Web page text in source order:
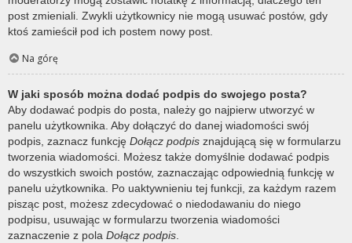
post zmieniali. Zwykli użytkownicy nie mogą usuwać postów, gdy
ktoś zamieścił pod ich postem nowy post.
Na górę
W jaki sposób można dodać podpis do swojego posta?
Aby dodawać podpis do posta, należy go najpierw utworzyć w
panelu użytkownika. Aby dołączyć do danej wiadomości swój
podpis, zaznacz funkcję Dołącz podpis znajdującą się w formularzu
tworzenia wiadomości. Możesz także domyślnie dodawać podpis
do wszystkich swoich postów, zaznaczając odpowiednią funkcję w
panelu użytkownika. Po uaktywnieniu tej funkcji, za każdym razem
pisząc post, możesz zdecydować o niedodawaniu do niego
podpisu, usuwając w formularzu tworzenia wiadomości
zaznaczenie z pola Dołącz podpis.